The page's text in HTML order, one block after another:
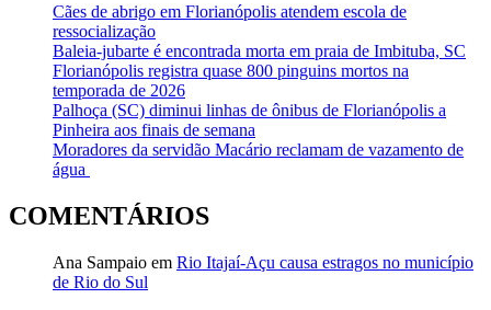
Cães de abrigo em Florianópolis atendem escola de
ressocialização
Baleia-jubarte é encontrada morta em praia de Imbituba, SC
Florianópolis registra quase 800 pinguins mortos na
temporada de 2026
Palhoça (SC) diminui linhas de ônibus de Florianópolis a
Pinheira aos finais de semana
Moradores da servidão Macário reclamam de vazamento de
água
COMENTÁRIOS
Ana Sampaio em Rio Itajaí-Açu causa estragos no município
de Rio do Sul